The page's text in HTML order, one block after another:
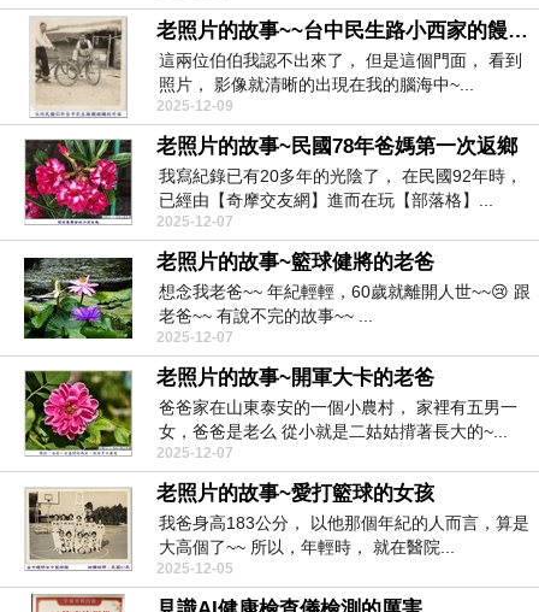
老照片的故事~~台中民生路小西家的饅頭鋪
這兩位伯伯我認不出來了， 但是這個門面， 看到
照片， 影像就清晰的出現在我的腦海中~...
2025-12-09
老照片的故事~民國78年爸媽第一次返鄉
我寫紀錄已有20多年的光陰了， 在民國92年時，
已經由【奇摩交友網】進而在玩【部落格】...
2025-12-07
老照片的故事~籃球健將的老爸
想念我老爸~~ 年紀輕輕，60歲就離開人世~~😢 跟
老爸~~ 有說不完的故事~~ ...
2025-12-07
老照片的故事~開軍大卡的老爸
爸爸家在山東泰安的一個小農村， 家裡有五男一
女，爸爸是老么 從小就是二姑姑揹著長大的~...
2025-12-07
老照片的故事~愛打籃球的女孩
我爸身高183公分， 以他那個年紀的人而言，算是
大高個了~~ 所以，年輕時， 就在醫院...
2025-12-05